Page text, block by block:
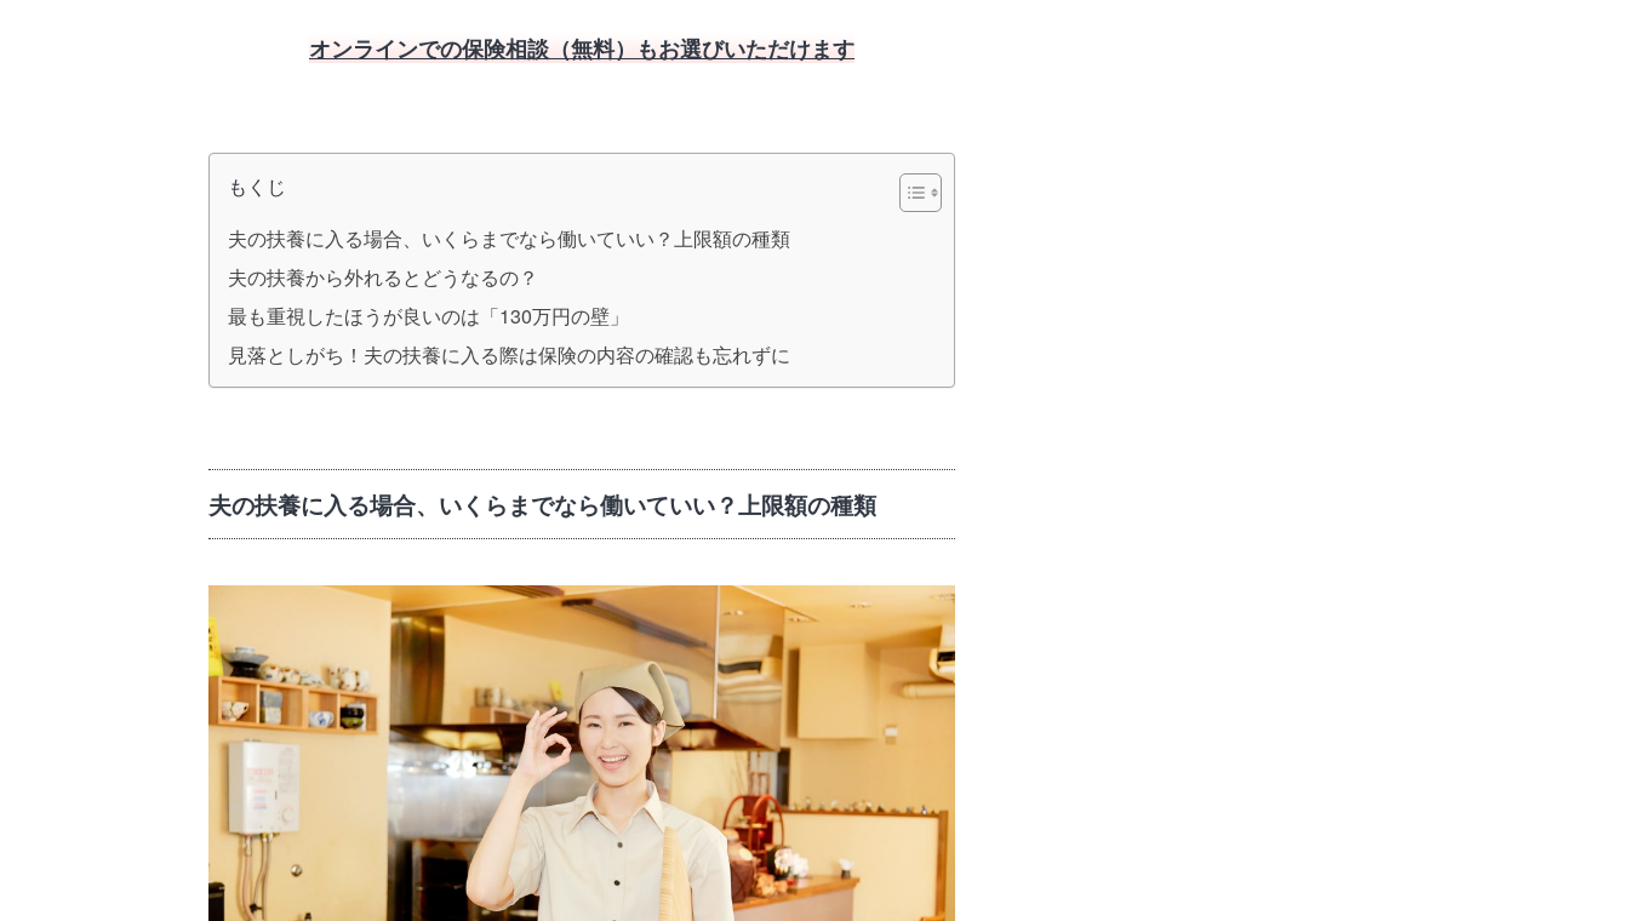
オンラインでの保険相談（無料）もお選びいただけます
もくじ
夫の扶養に入る場合、いくらまでなら働いていい？上限額の種類
夫の扶養から外れるとどうなるの？
最も重視したほうが良いのは「130万円の壁」
見落としがち！夫の扶養に入る際は保険の内容の確認も忘れずに
夫の扶養に入る場合、いくらまでなら働いていい？上限額の種類